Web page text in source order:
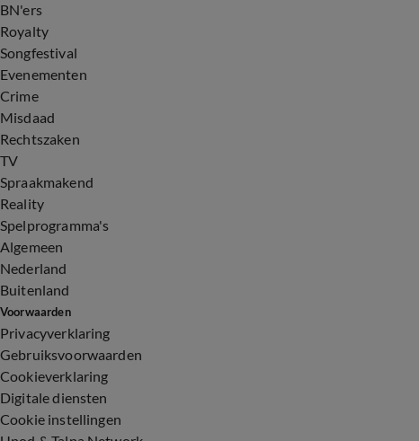
BN'ers
Royalty
Songfestival
Evenementen
Crime
Misdaad
Rechtszaken
TV
Spraakmakend
Reality
Spelprogramma's
Algemeen
Nederland
Buitenland
Voorwaarden
Privacyverklaring
Gebruiksvoorwaarden
Cookieverklaring
Digitale diensten
Cookie instellingen